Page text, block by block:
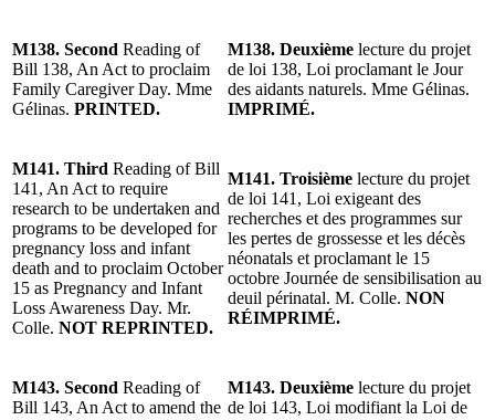
M138. Second Reading of
Bill 138, An Act to proclaim
Family Caregiver Day. Mme
Gélinas. PRINTED.
M138. Deuxième lecture du projet
de loi 138, Loi proclamant le Jour
des aidants naturels. Mme Gélinas.
IMPRIMÉ.
M141. Third Reading of Bill
141, An Act to require
research to be undertaken and
programs to be developed for
pregnancy loss and infant
death and to proclaim October
15 as Pregnancy and Infant
Loss Awareness Day. Mr.
Colle. NOT REPRINTED.
M141. Troisième lecture du projet
de loi 141, Loi exigeant des
recherches et des programmes sur
les pertes de grossesse et les décès
néonatals et proclamant le 15
octobre Journée de sensibilisation au
deuil périnatal. M. Colle. NON
RÉIMPRIMÉ.
M143. Second Reading of
Bill 143, An Act to amend the
M143. Deuxième lecture du projet
de loi 143, Loi modifiant la Loi de